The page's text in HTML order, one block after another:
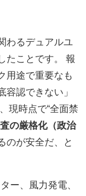
わるデュアルユ
たことです。 報
用途で重要なも
容認できない」
現時点で“全面禁
の厳格化（政治
のが安全だ、と
ー、風力発電、